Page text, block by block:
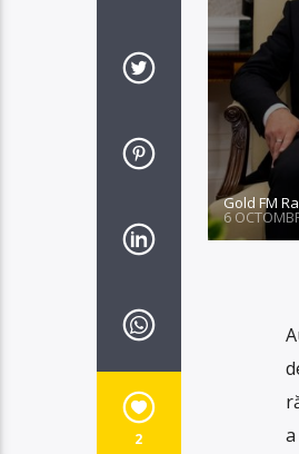
2
Gold FM
6